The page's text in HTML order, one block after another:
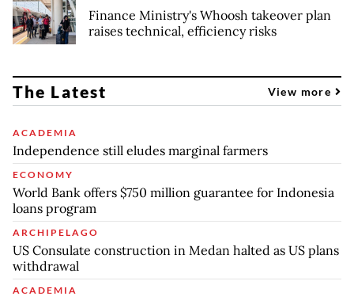
Finance Ministry's Whoosh takeover plan
raises technical, efficiency risks
The Latest View more
ACADEMIA
Independence still eludes marginal farmers
ECONOMY
World Bank offers $750 million guarantee for Indonesia
loans program
ARCHIPELAGO
US Consulate construction in Medan halted as US plans
withdrawal
ACADEMIA